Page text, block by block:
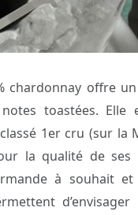
chardonnay offre
toastées. Elle
1er cru (sur la
la qualité de ses
à souhait
d’envisager